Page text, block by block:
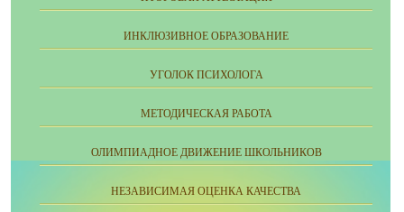
ИНКЛЮЗИВНОЕ ОБРАЗОВАНИЕ
УГОЛОК ПСИХОЛОГА
МЕТОДИЧЕСКАЯ РАБОТА
ОЛИМПИАДНОЕ ДВИЖЕНИЕ ШКОЛЬНИКОВ
НЕЗАВИСИМАЯ ОЦЕНКА КАЧЕСТВА